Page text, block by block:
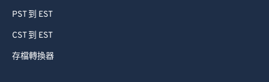
PST 到 EST
CST 到 EST
存檔轉換器